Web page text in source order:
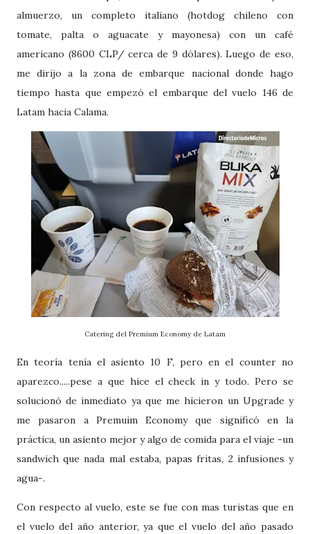
almuerzo, un completo italiano (hotdog chileno con
tomate, palta o aguacate y mayonesa) con un café
americano (8600 CLP/ cerca de 9 dólares). Luego de eso,
me dirijo a la zona de embarque nacional donde hago
tiempo hasta que empezó el embarque del vuelo 146 de
Latam hacia Calama.
Catering del Premium Economy de Latam
En teoría tenía el asiento 10 F, pero en el counter no
aparezco.....pese a que hice el check in y todo. Pero se
solucionó de inmediato ya que me hicieron un Upgrade y
me pasaron a Premuim Economy que significó en la
práctica, un asiento mejor y algo de comida para el viaje -un
sandwich que nada mal estaba, papas fritas, 2 infusiones y
agua-.
Con respecto al vuelo, este se fue con mas turistas que en
el vuelo del año anterior, ya que el vuelo del año pasado